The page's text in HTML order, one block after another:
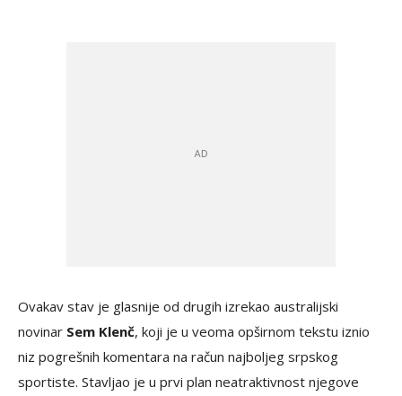
Ovakav stav je glasnije od drugih izrekao australijski
novinar Sem Klenč, koji je u veoma opširnom tekstu iznio
niz pogrešnih komentara na račun najboljeg srpskog
sportiste. Stavljao je u prvi plan neatraktivnost njegove